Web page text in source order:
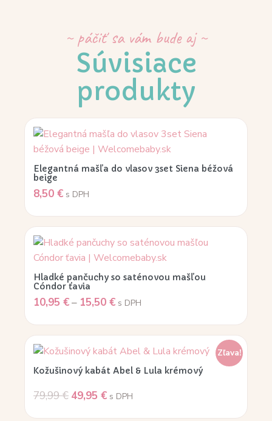
~ páčiť sa vám bude aj ~
Súvisiace
produkty
Elegantná mašľa do vlasov 3set Siena béžová
beige
8,50 € s DPH
Hladké pančuchy so saténovou mašľou
Cóndor ťavia
10,95 €– 15,50 € s DPH
Zľava!
Kožušinový kabát Abel & Lula krémový
79,99€ 49,95 € s DPH